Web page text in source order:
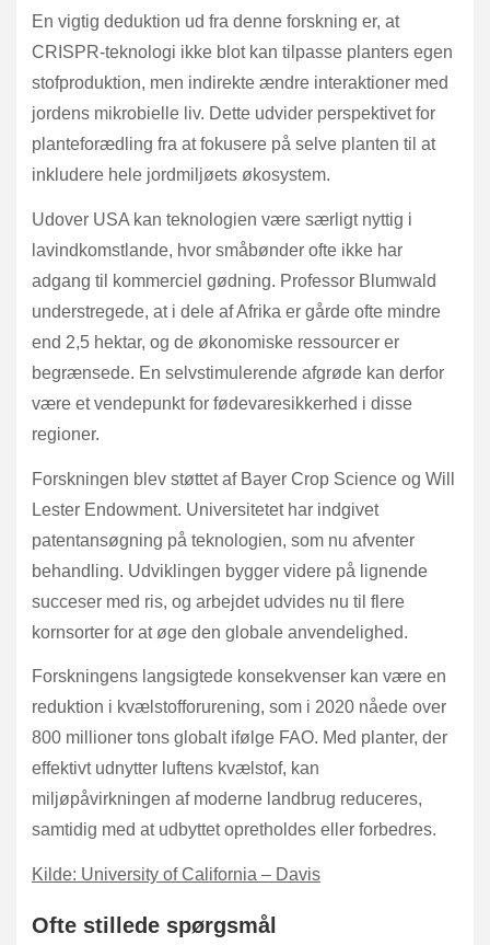
En vigtig deduktion ud fra denne forskning er, at
CRISPR-teknologi ikke blot kan tilpasse planters egen
stofproduktion, men indirekte ændre interaktioner med
jordens mikrobielle liv. Dette udvider perspektivet for
planteforædling fra at fokusere på selve planten til at
inkludere hele jordmiljøets økosystem.
Udover USA kan teknologien være særligt nyttig i
lavindkomstlande, hvor småbønder ofte ikke har
adgang til kommerciel gødning. Professor Blumwald
understregede, at i dele af Afrika er gårde ofte mindre
end 2,5 hektar, og de økonomiske ressourcer er
begrænsede. En selvstimulerende afgrøde kan derfor
være et vendepunkt for fødevaresikkerhed i disse
regioner.
Forskningen blev støttet af Bayer Crop Science og Will
Lester Endowment. Universitetet har indgivet
patentansøgning på teknologien, som nu afventer
behandling. Udviklingen bygger videre på lignende
succeser med ris, og arbejdet udvides nu til flere
kornsorter for at øge den globale anvendelighed.
Forskningens langsigtede konsekvenser kan være en
reduktion i kvælstofforurening, som i 2020 nåede over
800 millioner tons globalt ifølge FAO. Med planter, der
effektivt udnytter luftens kvælstof, kan
miljøpåvirkningen af moderne landbrug reduceres,
samtidig med at udbyttet opretholdes eller forbedres.
Kilde: University of California – Davis
Ofte stillede spørgsmål